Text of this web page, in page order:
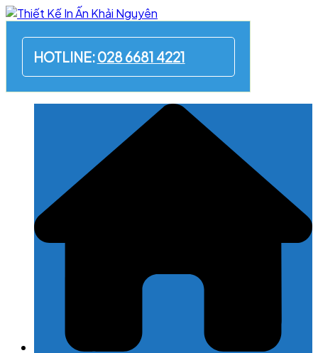
Skip
content
HOTLINE:028 6681 4221